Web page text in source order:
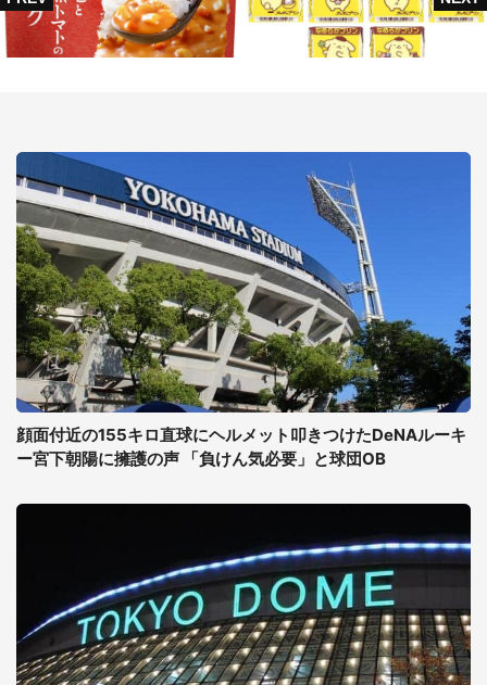
顔面付近の155キロ直球にヘルメット叩きつけたDeNAルーキ
ー宮下朝陽に擁護の声 「負けん気必要」と球団OB